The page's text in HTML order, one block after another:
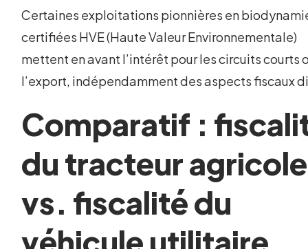
Certaines exploitations pionnières en
certifiées HVE (Haute Valeur Environnementale)
mettent en avant l’intérêt pour les circuits courts
l’export, indépendamment des aspects fiscaux
Comparatif :
du tracteur agricole
vs. fiscalité du